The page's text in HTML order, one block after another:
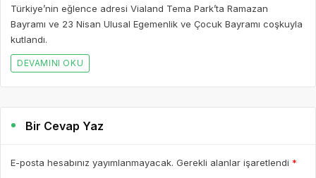
Türkiye’nin eğlence adresi Vialand Tema Park’ta Ramazan
Bayramı ve 23 Nisan Ulusal Egemenlik ve Çocuk Bayramı coşkuyla
kutlandı.
DEVAMINI OKU
Bir Cevap Yaz
E-posta hesabınız yayımlanmayacak. Gerekli alanlar işaretlendi *